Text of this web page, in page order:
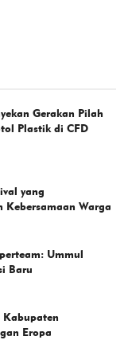
Gerakan Pilah
Plastik di CFD
yang
Warga
Ummul
Baru
Kabupaten
Eropa